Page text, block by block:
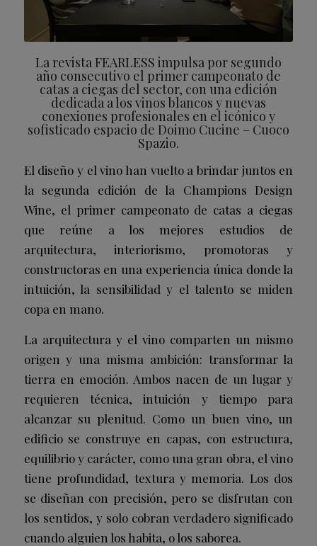
La revista FEARLESS impulsa por segundo
año consecutivo el primer campeonato de
catas a ciegas del sector, con una edición
dedicada a los vinos blancos y nuevas
conexiones profesionales en el icónico y
sofisticado espacio de Doimo Cucine – Cuoco
Spazio.
El diseño y el vino han vuelto a brindar juntos en
la segunda edición de la Champions Design
Wine, el primer campeonato de catas a ciegas
que reúne a los mejores estudios de
arquitectura, interiorismo, promotoras y
constructoras en una experiencia única donde la
intuición, la sensibilidad y el talento se miden
copa en mano.
La arquitectura y el vino comparten un mismo
origen y una misma ambición: transformar la
tierra en emoción. Ambos nacen de un lugar y
requieren técnica, intuición y tiempo para
alcanzar su plenitud. Como un buen vino, un
edificio se construye en capas, con estructura,
equilibrio y carácter, como una gran obra, el vino
tiene profundidad, textura y memoria. Los dos
se diseñan con precisión, pero se disfrutan con
los sentidos, y solo cobran verdadero significado
cuando alguien los habita, o los saborea.